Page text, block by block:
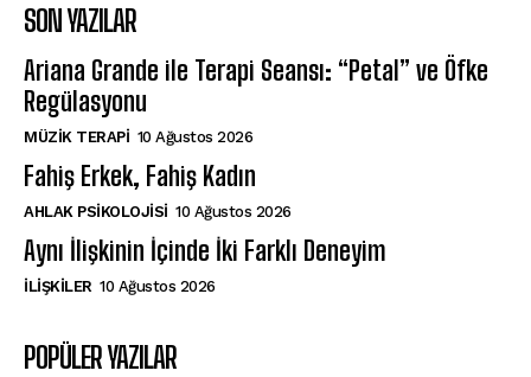
SON YAZILAR
Ariana Grande ile Terapi Seansı: “Petal” ve Öfke
Regülasyonu
MÜZIK TERAPI 10 Ağustos 2026
Fahiş Erkek, Fahiş Kadın
AHLAK PSIKOLOJISI 10 Ağustos 2026
Aynı İlişkinin İçinde İki Farklı Deneyim
İLIŞKILER 10 Ağustos 2026
POPÜLER YAZILAR